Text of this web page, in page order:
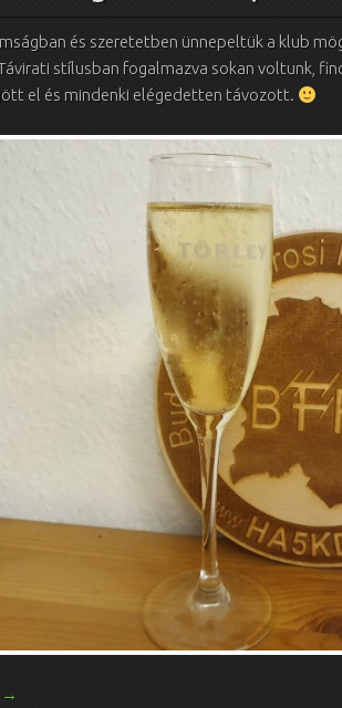
és szeretetben ünnepeltük a klub
stílusban fogalmazva sokan voltunk,
el és mindenki elégedetten távozott.
→